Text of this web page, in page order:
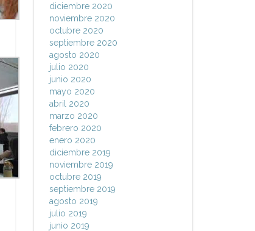
diciembre 2020
noviembre 2020
octubre 2020
septiembre 2020
agosto 2020
julio 2020
junio 2020
mayo 2020
abril 2020
marzo 2020
febrero 2020
enero 2020
diciembre 2019
noviembre 2019
octubre 2019
septiembre 2019
agosto 2019
julio 2019
junio 2019